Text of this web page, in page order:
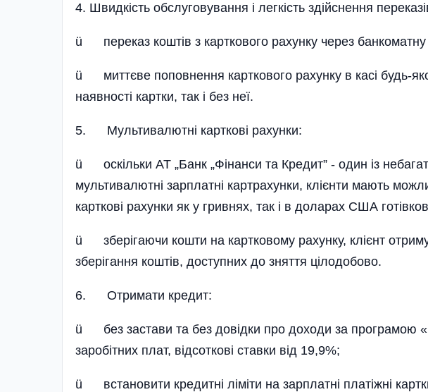
4. Швидкість обслуговування і легкість здійснення
ü переказ коштів з карткового рахунку через
ü миттєве поповнення карткового рахунку в касі будь-
наявності картки, так і без неї.
5. Мультивалютні карткові рахунки:
ü оскільки АТ „Банк „Фінанси та Кредит” - один із
мультивалютні зарплатні картрахунки, клієнти мають
карткові рахунки як у гривнях, так і в доларах США
ü зберігаючи кошти на картковому рахунку, клієнт
зберігання коштів, доступних до зняття цілодобово.
6. Отримати кредит:
ü без застави та без довідки про доходи за програмою
заробітних плат, відсоткові ставки від 19,9%;
ü встановити кредитні ліміти на зарплатні платіжні